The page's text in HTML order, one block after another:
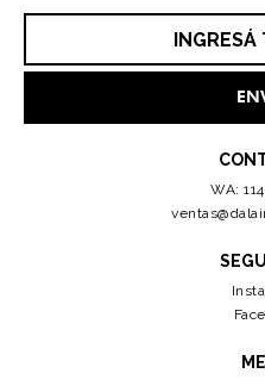
WA: